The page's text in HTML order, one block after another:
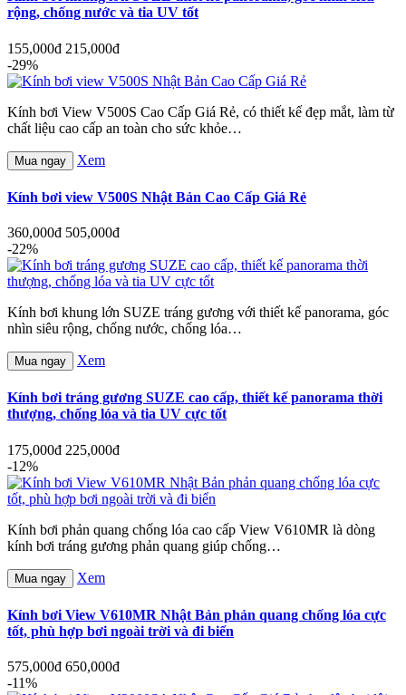
rộng, chống nước và tia UV tốt
155,000đ 215,000đ
-29%
Kính bơi View V500S Cao Cấp Giá Rẻ, có thiết kế đẹp mắt, làm từ
chất liệu cao cấp an toàn cho sức khỏe…
Mua ngay Xem
Kính bơi view V500S Nhật Bản Cao Cấp Giá Rẻ
360,000đ 505,000đ
-22%
Kính bơi khung lớn SUZE tráng gương với thiết kế panorama, góc
nhìn siêu rộng, chống nước, chống lóa…
Mua ngay Xem
Kính bơi tráng gương SUZE cao cấp, thiết kế panorama thời
thượng, chống lóa và tia UV cực tốt
175,000đ 225,000đ
-12%
Kính bơi phản quang chống lóa cao cấp View V610MR là dòng
kính bơi tráng gương phản quang giúp chống…
Mua ngay Xem
Kính bơi View V610MR Nhật Bản phản quang chống lóa cực
tốt, phù hợp bơi ngoài trời và đi biển
575,000đ 650,000đ
-11%